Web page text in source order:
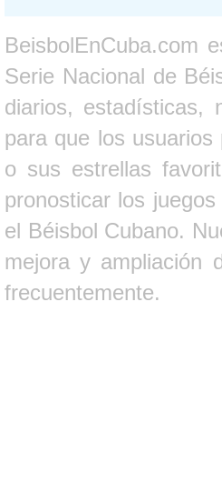
BeisbolEnCuba.com
Serie Nacional de
diarios, estadísticas,
para que los
o sus estrellas
pronosticar los
el Béisbol Cubano.
mejora y ampliación
frecuentemente.